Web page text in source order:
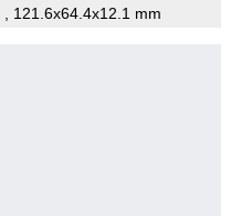
, 121.6x64.4x12.1 mm